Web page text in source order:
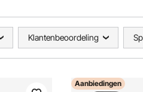
Klantenbeoordeling
Aanbiedingen